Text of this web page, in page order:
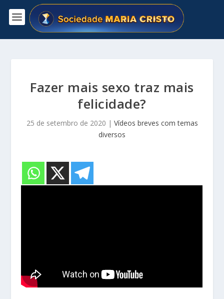
Fazer mais sexo traz mais
felicidade?
25 de setembro de 2020 | Vídeos breves com temas
diversos